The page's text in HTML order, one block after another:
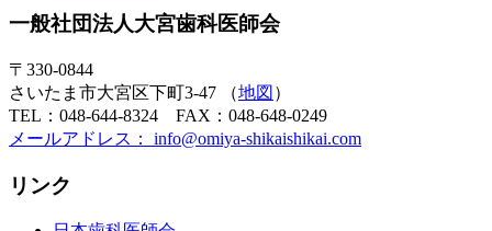
一般社団法人大宮歯科医師会
〒330-0844
さいたま市大宮区下町3-47 （地図 ）
TEL：048-644-8324 FAX：048-648-0249
メールアドレス： info@omiya-shikaishikai.com
リンク